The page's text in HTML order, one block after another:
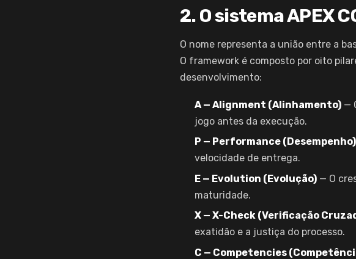
2. O sistema APEX
O nome representa a união entre a
O framework é composto por oito
desenvolvimento:
A — Alignment (Alinhamento)—
jogo antes da execução.
P — Performance (Desempenho)
velocidade de entrega.
E — Evolution (Evolução)— O
maturidade.
X — X-Check (Verificação
exatidão e a justiça do processo.
C — Competencies